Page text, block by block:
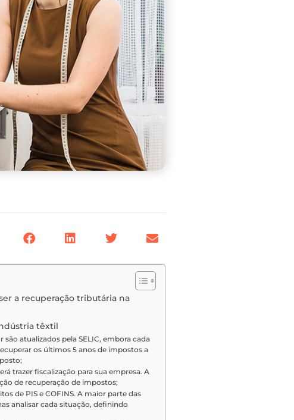
a recuperação tributária na
têxtil
atualizados pela SELIC, embora cada
os últimos 5 anos de impostos a
trazer fiscalização para sua empresa. A
de recuperação de impostos;
de PIS e COFINS. A maior parte das
analisar cada situação, definindo